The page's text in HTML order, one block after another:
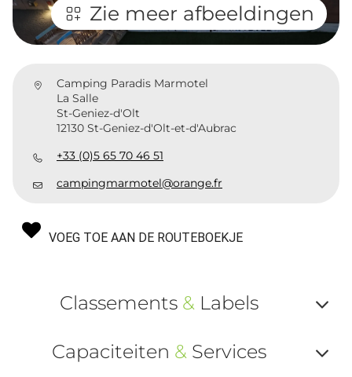
Zie meer afbeeldingen
Camping Paradis Marmotel
La Salle
St-Geniez-d'Olt
12130 St-Geniez-d'Olt-et-d'Aubrac
+33 (0)5 65 70 46 51
campingmarmotel@orange.fr
VOEG TOE AAN DE ROUTEBOEKJE
Classements & Labels
ou
Capaciteiten & Services